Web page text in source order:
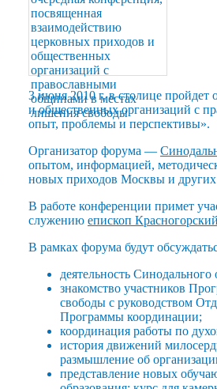
3 июня 2010 г. в столице пройдет
и общественных организаций с
опыт, проблемы и перспективы».
Организатор форума —
опытом, информацией,
новых приходов Москвы и других
В работе конференции примет
служению епископ
В рамках форума будут
деятельность
знакомство участников
свободы с руководством
Программы координации;
координация работы по
история движений
размышление об
представление новых